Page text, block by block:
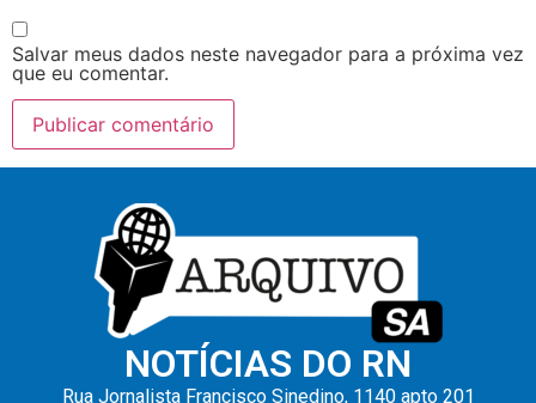
Salvar meus dados neste navegador para a próxima vez
que eu comentar.
NOTÍCIAS DO RN
Rua Jornalista Francisco Sinedino, 1140 apto 201